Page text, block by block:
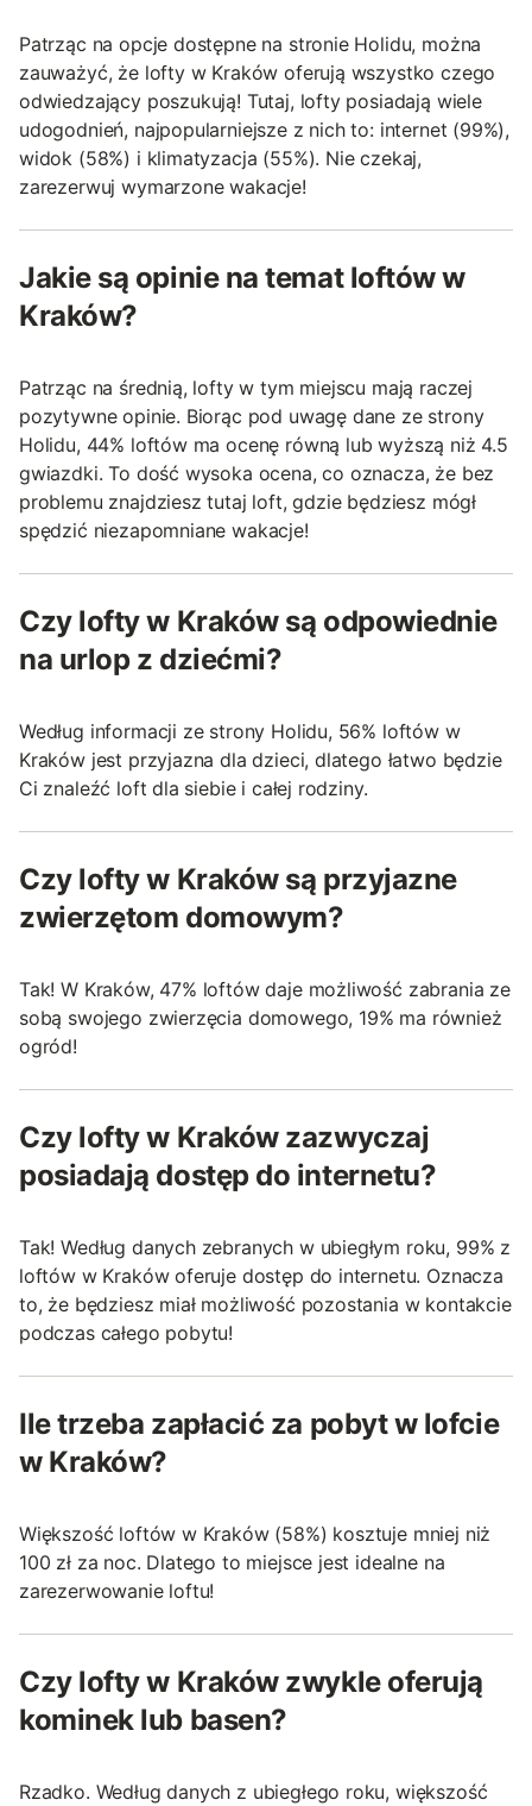
Patrząc na opcje dostępne na stronie Holidu, można
zauważyć, że lofty w Kraków oferują wszystko czego
odwiedzający poszukują! Tutaj, lofty posiadają wiele
udogodnień, najpopularniejsze z nich to: internet (99%),
widok (58%) i klimatyzacja (55%). Nie czekaj,
zarezerwuj wymarzone wakacje!
Jakie są opinie na temat loftów w
Kraków?
Patrząc na średnią, lofty w tym miejscu mają raczej
pozytywne opinie. Biorąc pod uwagę dane ze strony
Holidu, 44% loftów ma ocenę równą lub wyższą niż 4.5
gwiazdki. To dość wysoka ocena, co oznacza, że bez
problemu znajdziesz tutaj loft, gdzie będziesz mógł
spędzić niezapomniane wakacje!
Czy lofty w Kraków są odpowiednie
na urlop z dziećmi?
Według informacji ze strony Holidu, 56% loftów w
Kraków jest przyjazna dla dzieci, dlatego łatwo będzie
Ci znaleźć loft dla siebie i całej rodziny.
Czy lofty w Kraków są przyjazne
zwierzętom domowym?
Tak! W Kraków, 47% loftów daje możliwość zabrania ze
sobą swojego zwierzęcia domowego, 19% ma również
ogród!
Czy lofty w Kraków zazwyczaj
posiadają dostęp do internetu?
Tak! Według danych zebranych w ubiegłym roku, 99% z
loftów w Kraków oferuje dostęp do internetu. Oznacza
to, że będziesz miał możliwość pozostania w kontakcie
podczas całego pobytu!
Ile trzeba zapłacić za pobyt w lofcie
w Kraków?
Większość loftów w Kraków (58%) kosztuje mniej niż
100 zł za noc. Dlatego to miejsce jest idealne na
zarezerwowanie loftu!
Czy lofty w Kraków zwykle oferują
kominek lub basen?
Rzadko. Według danych z ubiegłego roku, większość